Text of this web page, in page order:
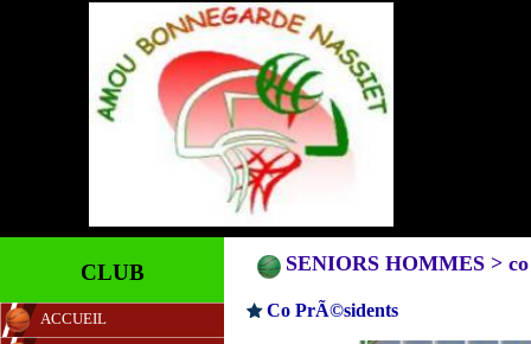
CLUB
ACCUEIL
SENIORS HOMMES >
Co PrÃ©sidents